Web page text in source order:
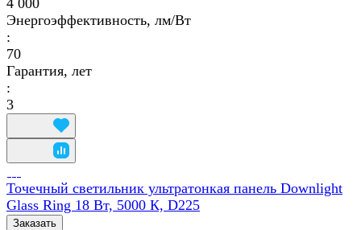
Энергоэффективность, лм/Вт
:
70
Гарантия, лет
:
3
Точечный светильник ультратонкая панель Downlight
Glass Ring 18 Вт, 5000 К, D225
Заказать